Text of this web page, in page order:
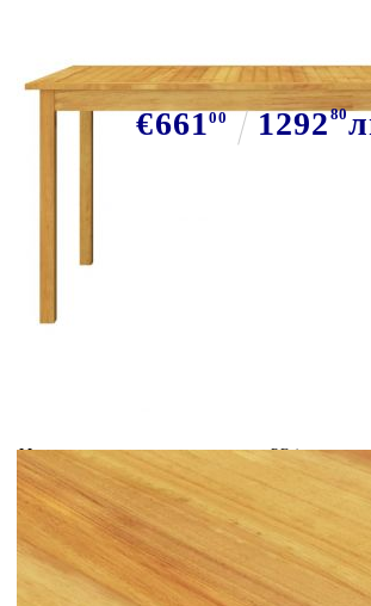
€66100 129280
Материал:
PE
боядисана
Размери:
150 х 90 х
EAN code:
8720286338506
Дълбочина на седалката:
Ширина на седалката:
47 см
Височина на подлакътника от
63 см